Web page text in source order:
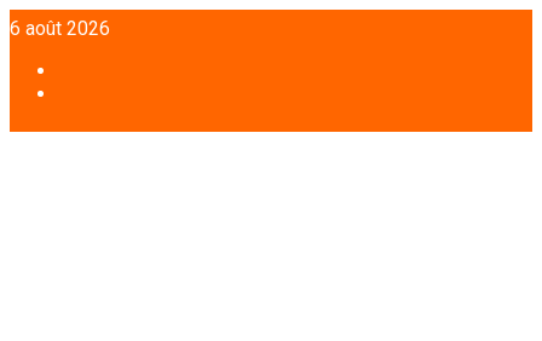
Aller
au
contenu
6 août 2026